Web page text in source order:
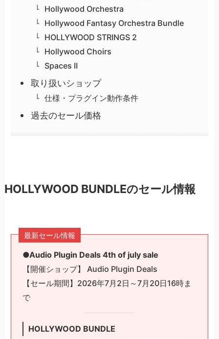
Hollywood Orchestra
Hollywood Fantasy Orchestra Bundle
HOLLYWOOD STRINGS 2
Hollywood Choirs
Spaces II
取り扱いショップ
仕様・プラグイン動作条件
過去のセール価格
HOLLYWOOD BUNDLEのセール情報
最新セール情報
●Audio Plugin Deals 4th of july sale
【開催ショップ】 Audio Plugin Deals
【セール期間】2026年7月2日～7月20日16時ま
で
HOLLYWOOD BUNDLE